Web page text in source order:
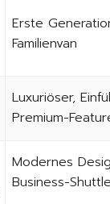
Erste
Familienvan
Luxuriöser,
Premium-
Modernes
Business-